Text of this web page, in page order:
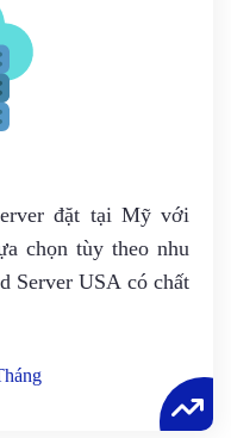
đặt tại Mỹ với
chọn tùy theo nhu
Server USA có chất